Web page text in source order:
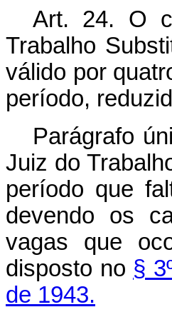
Art. 24. O
Trabalho
válido por
período,
Parágrafo
Juiz do
período que
devendo os
vagas que
disposto no §
de 1943.